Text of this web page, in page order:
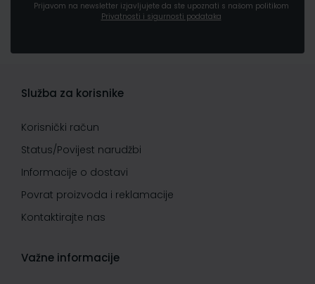
Prijavom na newsletter izjavljujete da ste upoznati s našom politikom
Privatnosti i sigurnosti podataka
Služba za korisnike
Korisnički račun
Status/Povijest narudžbi
Informacije o dostavi
Povrat proizvoda i reklamacije
Kontaktirajte nas
Važne informacije